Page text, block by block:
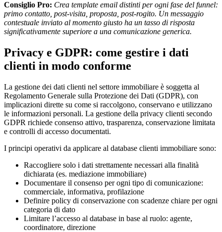
Consiglio Pro: Crea template email distinti per ogni fase del funnel:
primo contatto, post-visita, proposta, post-rogito. Un messaggio
contestuale inviato al momento giusto ha un tasso di risposta
significativamente superiore a una comunicazione generica.
Privacy e GDPR: come gestire i dati
clienti in modo conforme
La gestione dei dati clienti nel settore immobiliare è soggetta al
Regolamento Generale sulla Protezione dei Dati (GDPR), con
implicazioni dirette su come si raccolgono, conservano e utilizzano
le informazioni personali. La gestione della privacy clienti secondo
GDPR richiede consenso attivo, trasparenza, conservazione limitata
e controlli di accesso documentati.
I principi operativi da applicare al database clienti immobiliare sono:
Raccogliere solo i dati strettamente necessari alla finalità
dichiarata (es. mediazione immobiliare)
Documentare il consenso per ogni tipo di comunicazione:
commerciale, informativa, profilazione
Definire policy di conservazione con scadenze chiare per ogni
categoria di dato
Limitare l’accesso al database in base al ruolo: agente,
coordinatore, direzione